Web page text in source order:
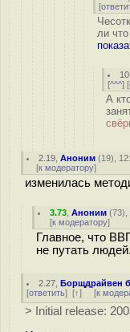
[
ли
[^^^] [
А
2.19 ,Аноним (19),
[к модератору]
изменилась
3.73 ,Аноним (73),
[к модератору]
Главное, что
не путать людей.
2.27 ,Борщдрайвен
[ответить] [↑] [к
> Initial release: